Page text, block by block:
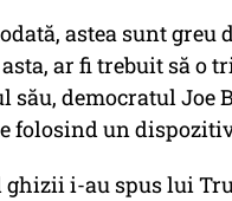
astea sunt greu
ar fi trebuit să o
său, democratul Joe
folosind un
ghizii i-au spus lui